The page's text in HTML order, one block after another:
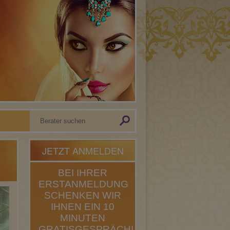
JETZT ANMELDEN
BEI IHRER
ERSTANMELDUNG
SCHENKEN WIR
IHNEN EIN 10
MINUTEN